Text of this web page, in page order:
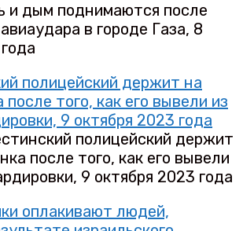
и дым поднимаются после
в городе Газа, 8
полицейский держит
после того, как его вывели
9 октября 2023 года